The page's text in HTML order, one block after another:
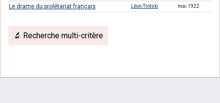
Le drame du prolétariat français Léon Trotski mai 1922
🔬 Recherche multi-critère